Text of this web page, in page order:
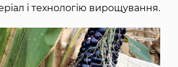
і технологію вирощування.